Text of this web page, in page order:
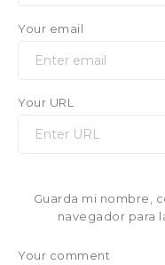
Your email
Your URL
Guarda mi nombre,
navegador para
Your comment